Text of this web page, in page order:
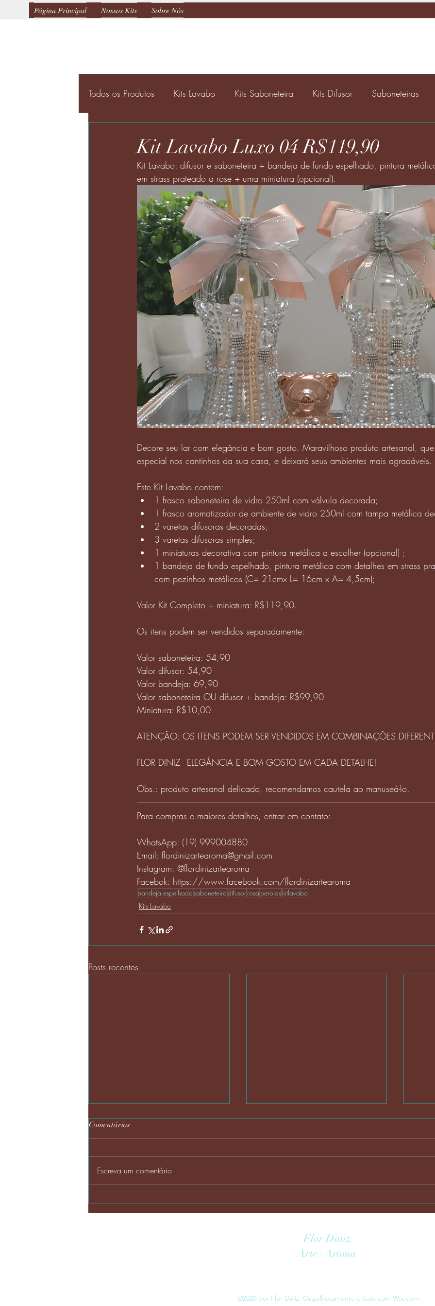
Página Principal Nossos Kits Sobre Nós
Todos os Produtos Kits Lavabo Kits Saboneteira Kits Difusor Saboneteiras
Kit Lavabo Luxo 04 R$119,90
Kit Lavabo: difusor e saboneteira + bandeja de fundo espelhado, pintura
em strass prateado a rose + uma miniatura (opcional).
Decore seu lar com elegância e bom gosto. Maravilhoso produto artesanal,
especial nos cantinhos da sua casa, e deixará seus ambientes mais agradáveis.
Este Kit Lavabo contem:
1 frasco saboneteira de vidro 250ml com válvula decorada;
1 frasco aromatizador de ambiente de vidro 250ml com tampa metálica
2 varetas difusoras decoradas;
3 varetas difusoras simples;
1 miniaturas decorativa com pintura metálica a escolher (opcional) ;
1 bandeja de fundo espelhado, pintura metálica com detalhes em strass
com pezinhos metálicos (C= 21cmx L= 16cm x A= 4,5cm);
Valor Kit Completo + miniatura: R$119,90.
Os itens podem ser vendidos separadamente:
Valor saboneteira: 54,90
Valor difusor: 54,90
Valor bandeja: 69,90
Valor saboneteira OU difusor + bandeja: R$99,90
Miniatura: R$10,00
ATENÇÃO: OS ITENS PODEM SER VENDIDOS EM COMBINAÇÕES
FLOR DINIZ - ELEGÂNCIA E BOM GOSTO EM CADA DETALHE!
Obs.: produto artesanal delicado, recomendamos cautela ao manuseá-lo.
Para compras e maiores detalhes, entrar em contato:
WhatsApp: (19) 999004880
Email: flordinizartearoma@gmail.com
Instagram: @flordinizartearoma
Facebok: https://www.facebook.com/flordinizartearoma
bandeja espelhadasaboneteiradifusorrosa perolaskitlavabo
Kits Lavabo
Posts recentes
Comentários
Escreva um comentário
Flor Diniz
Arte | Aroma
©2020 por Flor Diniz. Orgulhosamente criado com Wix.com